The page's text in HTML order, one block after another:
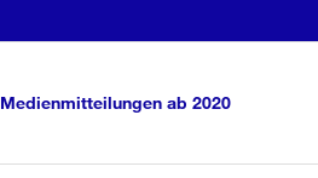
Medienmitteilungen ab 2020